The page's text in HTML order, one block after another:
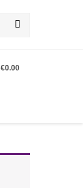
€0.00